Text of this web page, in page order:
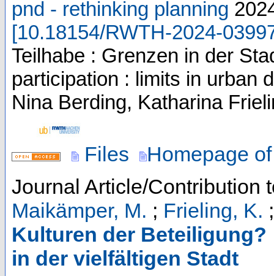
pnd - rethinking planning
[10.18154/RWTH-2024-
Teilhabe : Grenzen in der
participation : limits in urban
Nina Berding, Katharina
Files
Homepage
Journal Article/Contribution
Maikämper, M. ; Frieling, K.
Kulturen der Beteiligung?
in der vielfältigen Stadt